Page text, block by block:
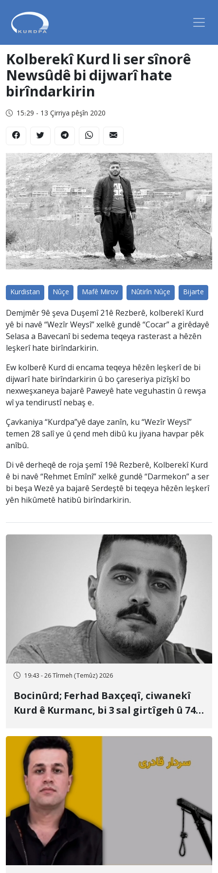
Kolberekî Kurd li ser sînorê
Newsûdê bi dijwarî hate
birîndarkirin
15:29 - 13 Çirriya pêşîn 2020
Kurdistan Nûçe Mafê Mirov Nûtirîn Nûçe Bijarte
Demjmêr 9ê şeva Duşemî 21ê Rezberê, kolberekî Kurd
yê bi navê “Wezîr Weysî” xelkê gundê “Cocar” a girêdayê
Selasa a Bavecanî bi sedema teqeya rasterast a hêzên
leşkerî hate birîndarkirin.
Ew kolberê Kurd di encama teqeya hêzên leşkerî de bi
dijwarî hate birîndarkirin û bo çareseriya pizîşkî bo
nexweşxaneya bajarê Paweyê hate veguhastin û rewşa
wî ya tendirustî nebaş e.
Çavkaniya “Kurdpa”yê daye zanîn, ku “Wezîr Weysî”
temen 28 salî ye û çend meh dibû ku jiyana havpar pêk
anîbû.
Di vê derheqê de roja şemî 19ê Rezberê, Kolberekî Kurd
ê bi navê “Rehmet Emînî” xelkê gundê “Darmekon” a ser
bi beşa Wezê ya bajarê Serdeştê bi teqeya hêzên leşkerî
yên hikûmetê hatibû birîndarkirin.
19:43 - 26 Tîrmeh (Temûz) 2026
Bocinûrd; Ferhad Baxçeqî, ciwanekî
Kurd ê Kurmanc, bi 3 sal girtîgeh û 74